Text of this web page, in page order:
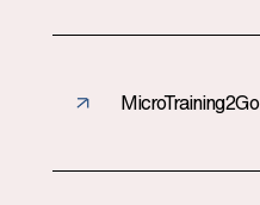
MicroTraining2Go